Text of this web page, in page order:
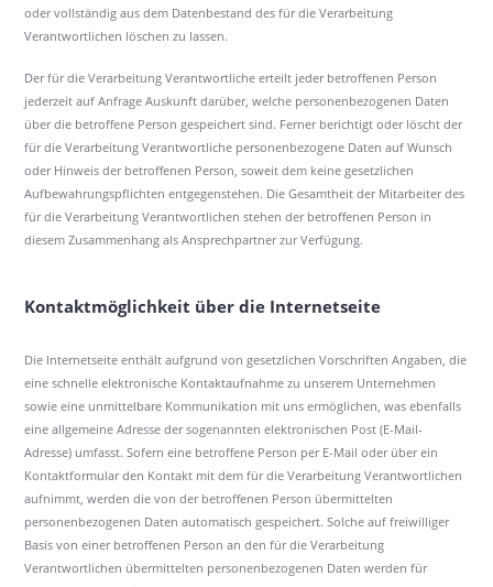
oder vollständig aus dem Datenbestand des für die Verarbeitung
Verantwortlichen löschen zu lassen.
Der für die Verarbeitung Verantwortliche erteilt jeder betroffenen Person
jederzeit auf Anfrage Auskunft darüber, welche personenbezogenen Daten
über die betroffene Person gespeichert sind. Ferner berichtigt oder löscht der
für die Verarbeitung Verantwortliche personenbezogene Daten auf Wunsch
oder Hinweis der betroffenen Person, soweit dem keine gesetzlichen
Aufbewahrungspflichten entgegenstehen. Die Gesamtheit der Mitarbeiter des
für die Verarbeitung Verantwortlichen stehen der betroffenen Person in
diesem Zusammenhang als Ansprechpartner zur Verfügung.
Kontaktmöglichkeit über die Internetseite
Die Internetseite enthält aufgrund von gesetzlichen Vorschriften Angaben, die
eine schnelle elektronische Kontaktaufnahme zu unserem Unternehmen
sowie eine unmittelbare Kommunikation mit uns ermöglichen, was ebenfalls
eine allgemeine Adresse der sogenannten elektronischen Post (E-Mail-
Adresse) umfasst. Sofern eine betroffene Person per E-Mail oder über ein
Kontaktformular den Kontakt mit dem für die Verarbeitung Verantwortlichen
aufnimmt, werden die von der betroffenen Person übermittelten
personenbezogenen Daten automatisch gespeichert. Solche auf freiwilliger
Basis von einer betroffenen Person an den für die Verarbeitung
Verantwortlichen übermittelten personenbezogenen Daten werden für